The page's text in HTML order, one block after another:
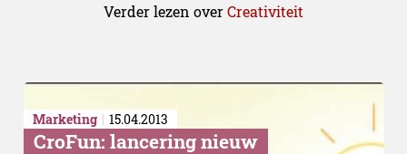
Verder lezen overCreativiteit
Marketing 15.04.2013
CroFun: lancering nieuw